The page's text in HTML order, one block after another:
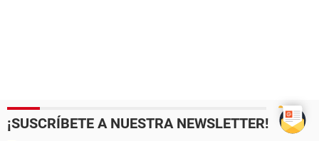
¡SUSCRÍBETE A NUESTRA NEWSLETTER!